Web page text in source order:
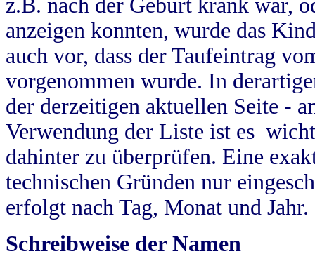
z.B. nach der Geburt krank war,
anzeigen konnten, wurde das
auch vor, dass der Taufeintrag
vorgenommen wurde. In
der derzeitigen aktuellen Seite -
Verwendung der Liste ist es
dahinter zu überprüfen. Eine
technischen Gründen nur
erfolgt nach Tag, Monat und Jahr.
Schreibweise der Namen